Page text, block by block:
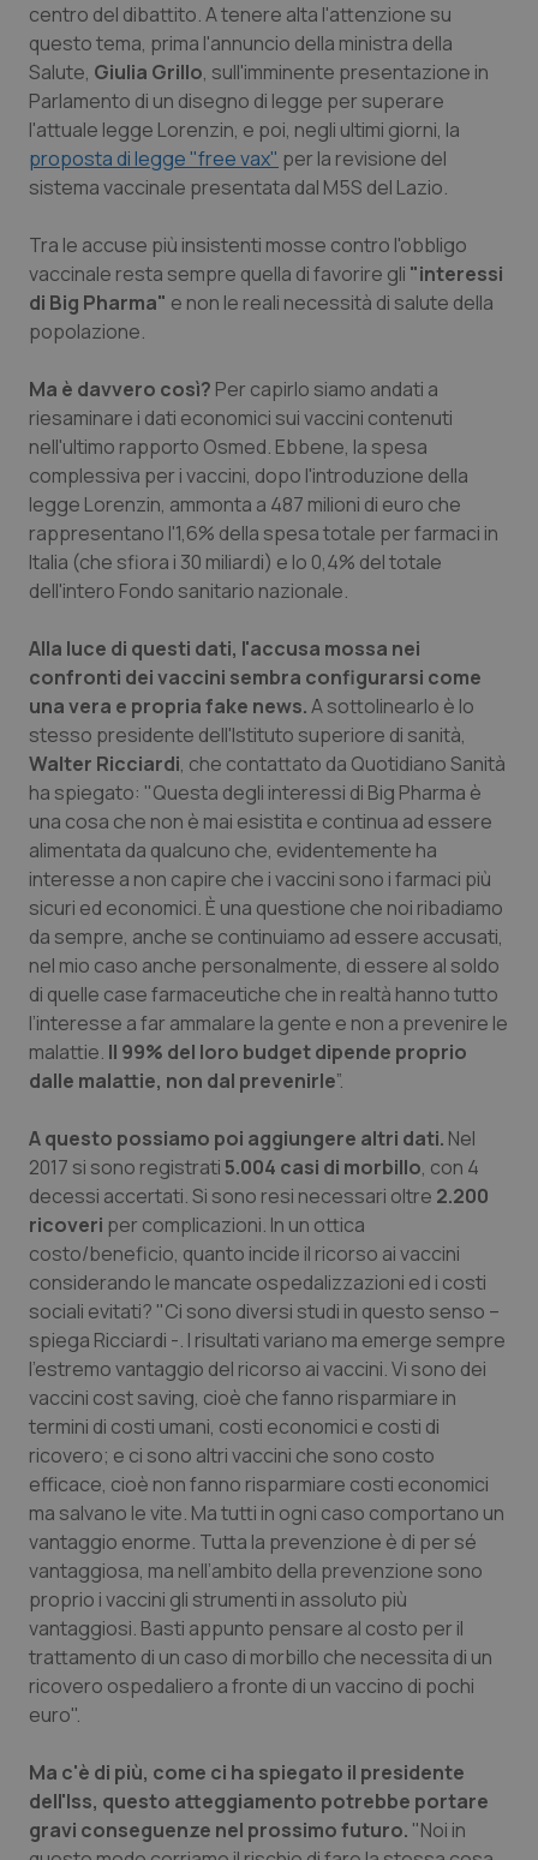
Liguria
Lombardia
Marche
Piemonte
Provincia Autonoma di Trento
Puglia
Sardegna
Sicilia
Toscana
Umbria
Valle D’Aosta
Veneto
Disturbi dell’umore
Dolore
Donna & Salute
HIV
Ipertensione & Scompenso
Malattie rare
Malattia di Crohn & Rettocolite Ulcerosa
Neuroscienze & patologie neurodegenerative
Obesità
Oftalmologia
Oncodermatologia
Oncoematologia
Oncologia & Nutrizione
Psoriasi & pelle
Quotidiano Cardiologia
Quotidiano Chirurgia
Quotidiano Oncologia
Quotidiano Pediatria
Rene & patologie urogenitali
Salute orale & impianti
Sangue & coagulazione
Tiroide
Tumore al seno
Tumore ovarico
Tumori del Polmone & Testa Collo
Tumori gastrointestinali
Ulcera & Reflusso
Vaccini
centro del dibattito. A tenere alta l'attenzione su
questo tema, prima l'annuncio della ministra della
Salute, Giulia Grillo, sull'imminente presentazione in
Parlamento di un disegno di legge per superare
l'attuale legge Lorenzin, e poi, negli ultimi giorni, la
proposta di legge "free vax" per la revisione del
sistema vaccinale presentata dal M5S del Lazio.
Tra le accuse più insistenti mosse contro l'obbligo
vaccinale resta sempre quella di favorire gli "interessi
di Big Pharma" e non le reali necessità di salute della
popolazione.
Ma è davvero così? Per capirlo siamo andati a
riesaminare i dati economici sui vaccini contenuti
nell'ultimo rapporto Osmed. Ebbene, la spesa
complessiva per i vaccini, dopo l'introduzione della
legge Lorenzin, ammonta a 487 milioni di euro che
rappresentano l'1,6% della spesa totale per farmaci in
Italia (che sfiora i 30 miliardi) e lo 0,4% del totale
dell'intero Fondo sanitario nazionale.
Alla luce di questi dati, l'accusa mossa nei
confronti dei vaccini sembra configurarsi come
una vera e propria fake news.A sottolinearlo è lo
stesso presidente dell'Istituto superiore di sanità,
Walter Ricciardi, che contattato da Quotidiano Sanità
ha spiegato: "Questa degli interessi di Big Pharma è
una cosa che non è mai esistita e continua ad essere
alimentata da qualcuno che, evidentemente ha
interesse a non capire che i vaccini sono i farmaci più
sicuri ed economici. È una questione che noi ribadiamo
da sempre, anche se continuiamo ad essere accusati,
nel mio caso anche personalmente, di essere al soldo
di quelle case farmaceutiche che in realtà hanno tutto
l’interesse a far ammalare la gente e non a prevenire le
malattie. Il 99% del loro budget dipende proprio
dalle malattie, non dal prevenirle”.
A questo possiamo poi aggiungere altri dati. Nel
2017 si sono registrati5.004 casi di morbillo, con 4
decessi accertati. Si sono resi necessari oltre 2.200
ricoveri per complicazioni. In un ottica
costo/beneficio, quanto incide il ricorso ai vaccini
considerando le mancate ospedalizzazioni ed i costi
sociali evitati? "Ci sono diversi studi in questo senso –
spiega Ricciardi -. I risultati variano ma emerge sempre
l’estremo vantaggio del ricorso ai vaccini. Vi sono dei
vaccini cost saving, cioè che fanno risparmiare in
termini di costi umani, costi economici e costi di
ricovero; e ci sono altri vaccini che sono costo
efficace, cioè non fanno risparmiare costi economici
ma salvano le vite. Ma tutti in ogni caso comportano un
vantaggio enorme. Tutta la prevenzione è di per sé
vantaggiosa, ma nell’ambito della prevenzione sono
proprio i vaccini gli strumenti in assoluto più
vantaggiosi. Basti appunto pensare al costo per il
trattamento di un caso di morbillo che necessita di un
ricovero ospedaliero a fronte di un vaccino di pochi
euro".
Ma c'è di più, come ci ha spiegato il presidente
dell'Iss, questo atteggiamento potrebbe portare
gravi conseguenze nel prossimo futuro. "Noi in